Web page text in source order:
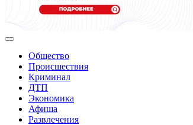
Общество
Происшествия
Криминал
ДТП
Экономика
Афиша
Развлечения